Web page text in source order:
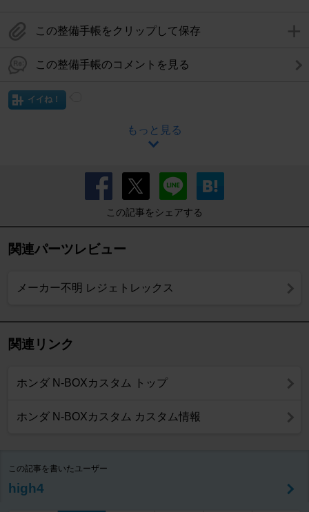
この整備手帳をクリップして保存
この整備手帳のコメントを見る
イイね！
もっと見る
この記事をシェアする
関連パーツレビュー
メーカー不明 レジェトレックス
関連リンク
ホンダ N-BOXカスタム トップ
ホンダ N-BOXカスタム カスタム情報
この記事を書いたユーザー
high4